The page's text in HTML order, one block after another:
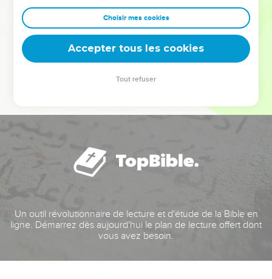
clés pour avancer avec plus de sagesse afin que leurs erreurs
deviennent vos tremplins. Que vous guidiez un ministère, une
équipe, un groupe ou une famille, leur expérience est faite
Un outil révolutionnaire de lecture et d'étude de la Bible en
ligne. Démarrez dès aujourd'hui le plan de lecture offert dont
vous avez besoin.
Choisir mes cookies
Accepter tous les cookies
Tout refuser